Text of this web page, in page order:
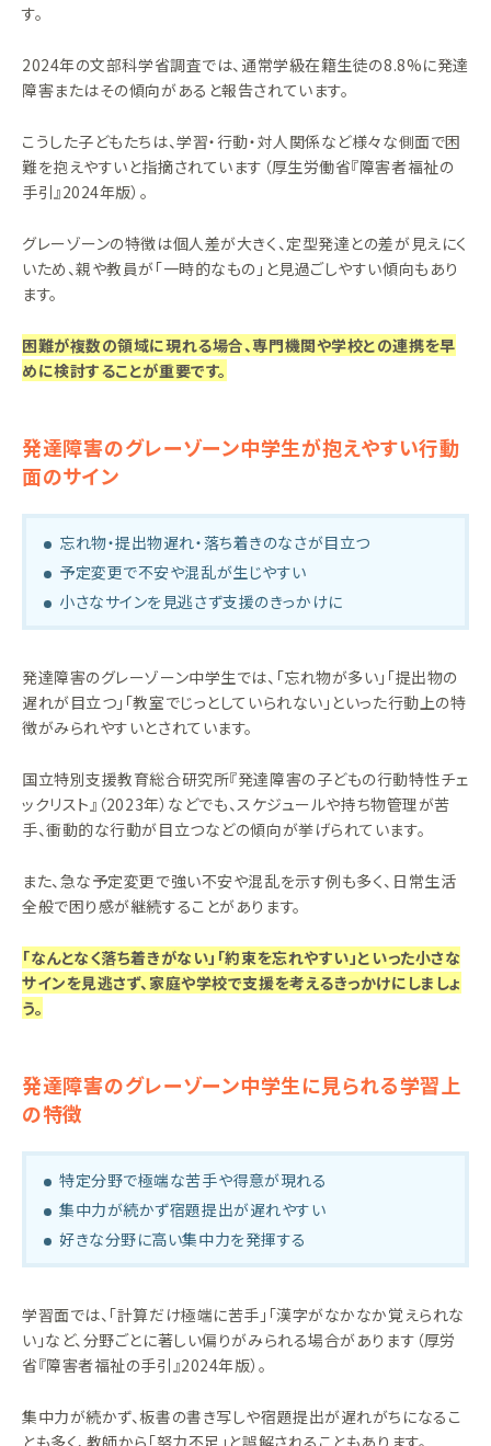
す。
2024年の文部科学省調査では、通常学級在籍生徒の8.8%に発達
障害またはその傾向があると報告されています。
こうした子どもたちは、学習・行動・対人関係など様々な側面で困
難を抱えやすいと指摘されています（厚生労働省『障害者福祉の
手引』2024年版）。
グレーゾーンの特徴は個人差が大きく、定型発達との差が見えにく
いため、親や教員が「一時的なもの」と見過ごしやすい傾向もあり
ます。
困難が複数の領域に現れる場合、専門機関や学校との連携を早
めに検討することが重要です。
発達障害のグレーゾーン中学生が抱えやすい行動
面のサイン
忘れ物・提出物遅れ・落ち着きのなさが目立つ
予定変更で不安や混乱が生じやすい
小さなサインを見逃さず支援のきっかけに
発達障害のグレーゾーン中学生では、「忘れ物が多い」「提出物の
遅れが目立つ」「教室でじっとしていられない」といった行動上の特
徴がみられやすいとされています。
国立特別支援教育総合研究所『発達障害の子どもの行動特性チェ
ックリスト』（2023年）などでも、スケジュールや持ち物管理が苦
手、衝動的な行動が目立つなどの傾向が挙げられています。
また、急な予定変更で強い不安や混乱を示す例も多く、日常生活
全般で困り感が継続することがあります。
「なんとなく落ち着きがない」「約束を忘れやすい」といった小さな
サインを見逃さず、家庭や学校で支援を考えるきっかけにしましょ
う。
発達障害のグレーゾーン中学生に見られる学習上
の特徴
特定分野で極端な苦手や得意が現れる
集中力が続かず宿題提出が遅れやすい
好きな分野に高い集中力を発揮する
学習面では、「計算だけ極端に苦手」「漢字がなかなか覚えられな
い」など、分野ごとに著しい偏りがみられる場合があります（厚労
省『障害者福祉の手引』2024年版）。
集中力が続かず、板書の書き写しや宿題提出が遅れがちになるこ
とも多く、教師から「努力不足」と誤解されることもあります。